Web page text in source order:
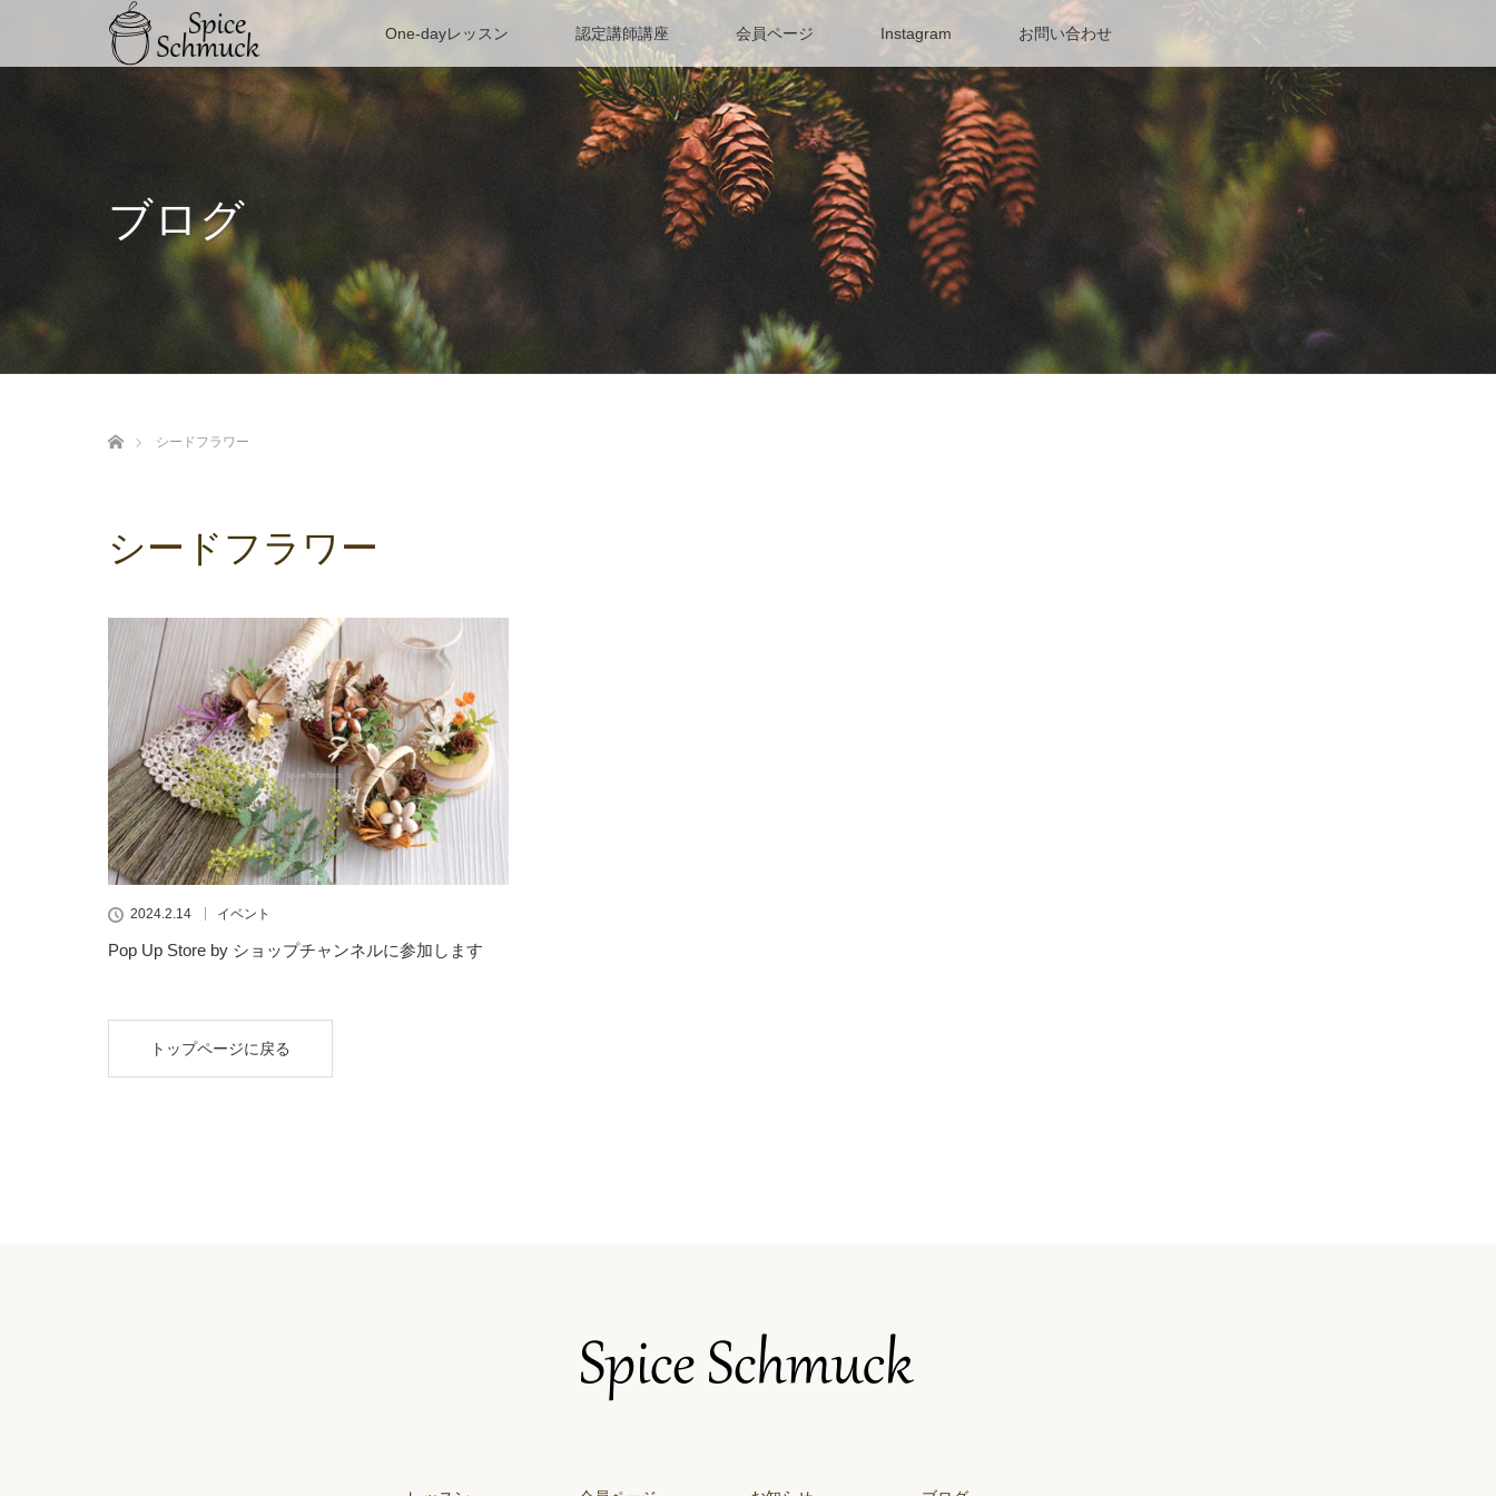
One-dayレッスン 認定講師講座 会員ページ Instagram お問い合わせ
ブログ
シードフラワー
シードフラワー
2024.2.14 イベント
Pop Up Store by ショップチャンネルに参加します
トップページに戻る